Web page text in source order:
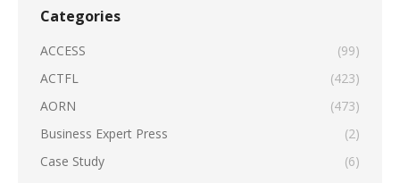
Categories
ACCESS
(99)
ACTFL
(423)
AORN
(473)
Business Expert Press
(2)
Case Study
(6)